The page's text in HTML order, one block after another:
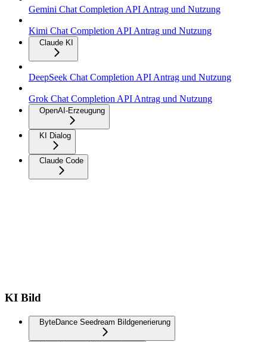
Gemini Chat Completion API Antrag und Nutzung
Kimi Chat Completion API Antrag und Nutzung
Claude KI
DeepSeek Chat Completion API Antrag und Nutzung
Grok Chat Completion API Antrag und Nutzung
OpenAI-Erzeugung
KI Dialog
Claude Code
KI Bild
ByteDance Seedream Bildgenerierung